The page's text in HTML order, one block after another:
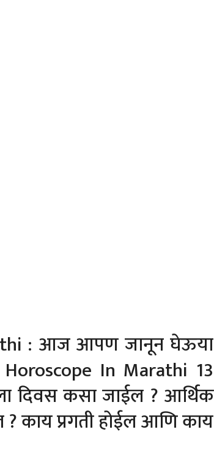
: आज आपण जानून घेऊया
In Marathi 13
दिवस कसा जाईल ? आर्थिक
? काय प्रगती होईल आणि काय